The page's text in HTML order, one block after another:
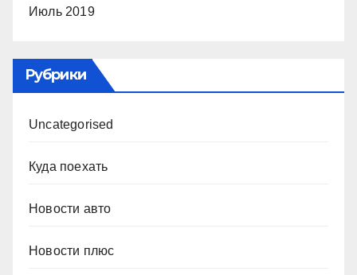
Июль 2019
Рубрики
Uncategorised
Куда поехать
Новости авто
Новости плюс